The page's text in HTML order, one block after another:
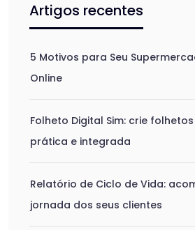
Artigos recentes
5 Motivos para Seu
Online
Folheto Digital Sim: crie
prática e integrada
Relatório de Ciclo de Vida:
jornada dos seus clientes